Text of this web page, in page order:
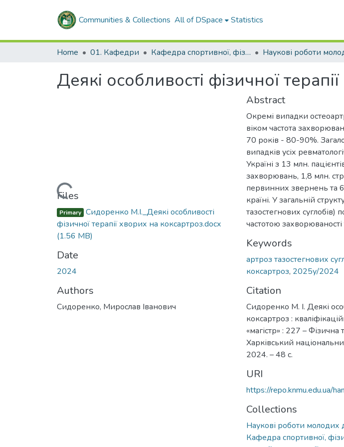
Communities & Collections All of DSpace Statistics
Home 01. Кафедри Кафедра спортивної, фізичної та реабілітаційної медицини, фізичної терапії, ерготерапії
Деякі особливості фізичної
Loading...
Files
Primary Сидоренко М.І._Деякі особливості
фізичної терапії хворих на коксартроз.docx
(1.56 MB)
Date
2024
Authors
Сидоренко, Мирослав Іванович
Abstract
Окремі випадки
віком частота
70 років - 80-90%.
випадків усіх
Україні з 13 млн.
захворювань, 1,8 млн.
первинних звернень та
країні. У загальній
тазостегнових суглобів)
частотою
Keywords
артроз тазостегнових
коксартроз, 2025у/2024
Citation
Сидоренко М. І. Деякі
коксартроз :
«магістр» : 227 –
Харківський
2024. – 48 с.
URI
https://repo.knmu.edu.ua/
Collections
Наукові роботи молодих
Кафедра спортивної,